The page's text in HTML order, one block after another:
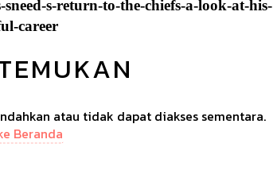
s-return-to-the-chiefs-a-look-at-his-
career
atau tidak dapat diakses sementara.
Beranda